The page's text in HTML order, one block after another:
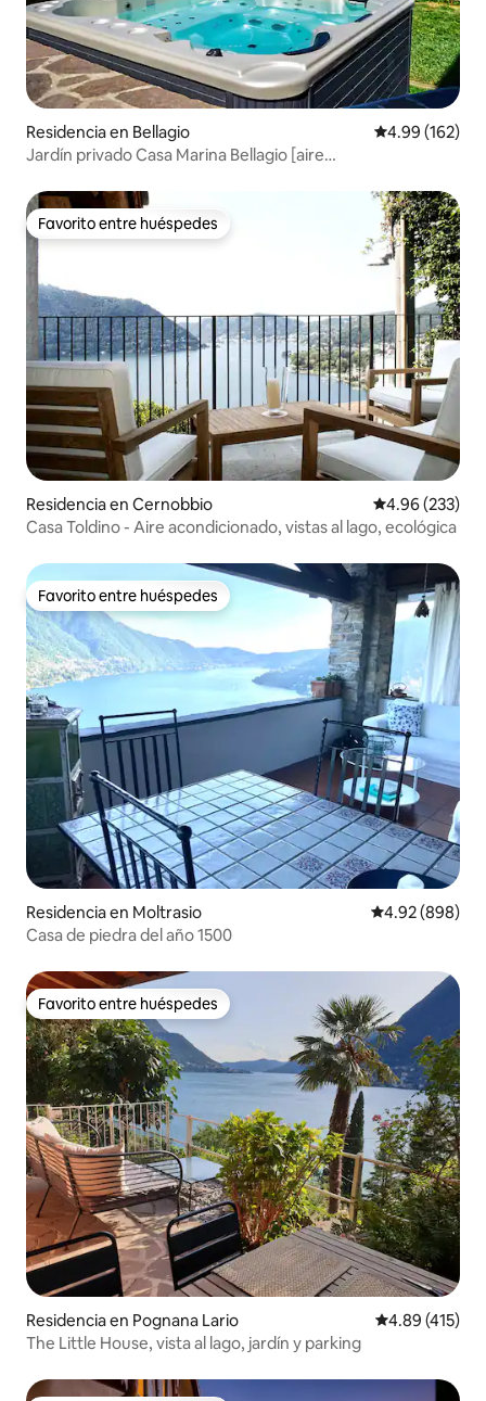
Residencia en Bellagio Calificación
4.99 (162)
Jardín privado Casa Marina Bellagio [aire
Favorito entre huéspedes
Favorito entre huéspedes
Residencia en Cernobbio Calificación
4.96 (233)
Casa Toldino - Aire acondicionado, vistas al lago, ecológica
Favorito entre huéspedes
Favorito entre huéspedes
Residencia en Moltrasio Calificación
4.92 (898)
Casa de piedra del año 1500
Favorito entre huéspedes
Favorito entre huéspedes
Residencia en Pognana Lario Calificación
4.89 (415)
The Little House, vista al lago, jardín y parking